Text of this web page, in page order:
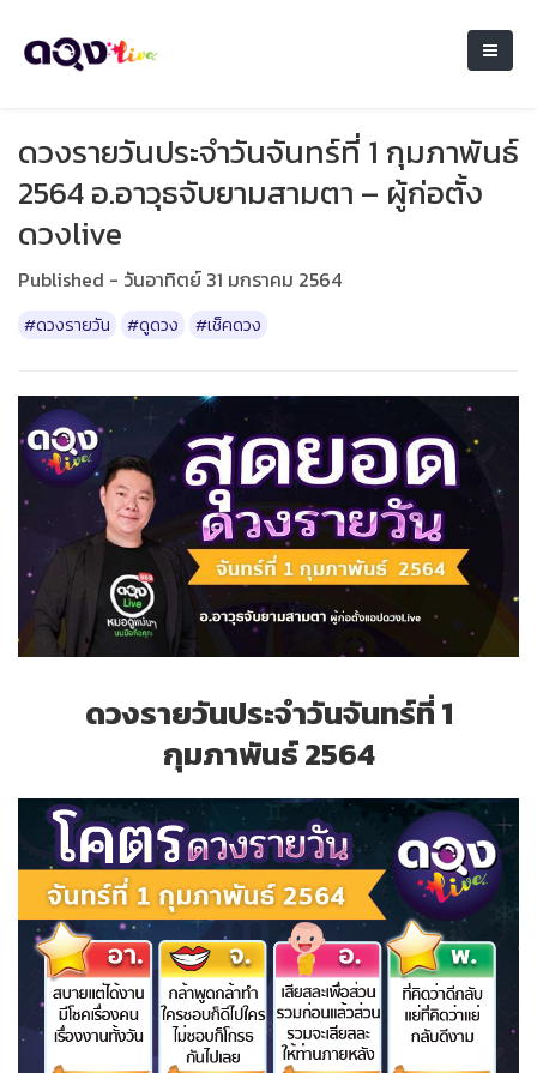
ดวงรายวันประจำวันจันทร์ที่ 1 กุมภาพันธ์
2564 อ.อาวุธจับยามสามตา – ผู้ก่อตั้ง
ดวงlive
Published - วันอาทิตย์ 31 มกราคม 2564
#ดวงรายวัน #ดูดวง #เช็คดวง
ดวงรายวันประจำวันจันทร์ที่ 1
กุมภาพันธ์ 2564